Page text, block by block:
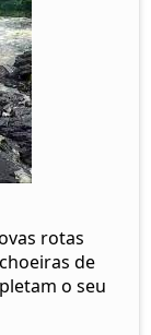
rotas
de
o seu